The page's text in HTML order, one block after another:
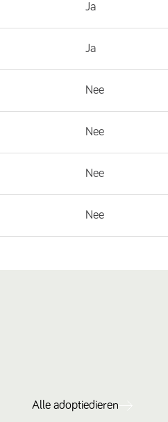
Ja
Ja
Nee
Nee
Nee
Nee
Alle adoptiedieren